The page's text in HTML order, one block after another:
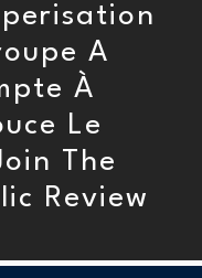
A
À
Le
The
Review